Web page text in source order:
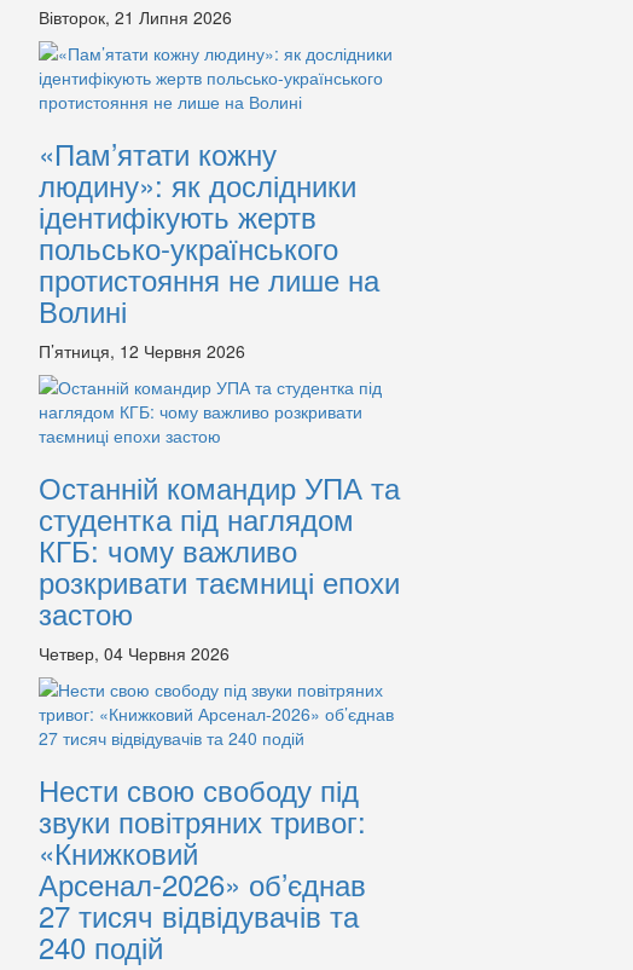
Вівторок, 21 Липня 2026
«Пам’ятати кожну
людину»: як дослідники
ідентифікують жертв
польсько-українського
протистояння не лише на
Волині
П’ятниця, 12 Червня 2026
Останній командир УПА та
студентка під наглядом
КГБ: чому важливо
розкривати таємниці епохи
застою
Четвер, 04 Червня 2026
Нести свою свободу під
звуки повітряних тривог:
«Книжковий
Арсенал-2026» об’єднав
27 тисяч відвідувачів та
240 подій